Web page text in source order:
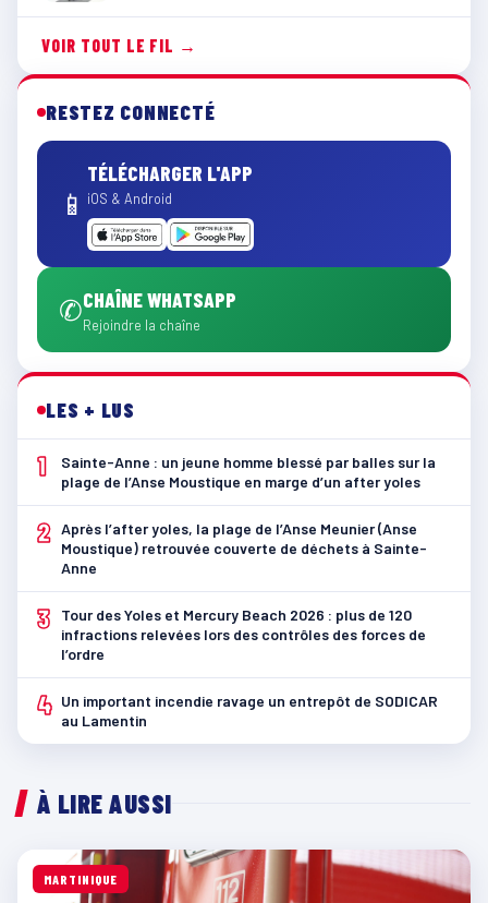
VOIR TOUT LE FIL →
RESTEZ CONNECTÉ
📱
TÉLÉCHARGER L'APP
iOS & Android
✆CHAÎNE WHATSAPP
Rejoindre la chaîne
LES + LUS
1
Sainte-Anne : un jeune homme blessé par balles sur la
plage de l’Anse Moustique en marge d’un after yoles
2 Après l’after yoles, la plage de l’Anse Meunier (Anse
Moustique) retrouvée couverte de déchets à Sainte-
Anne
3
Tour des Yoles et Mercury Beach 2026 : plus de 120
infractions relevées lors des contrôles des forces de
l’ordre
4 Un important incendie ravage un entrepôt de SODICAR
au Lamentin
À LIRE AUSSI
MARTINIQUE